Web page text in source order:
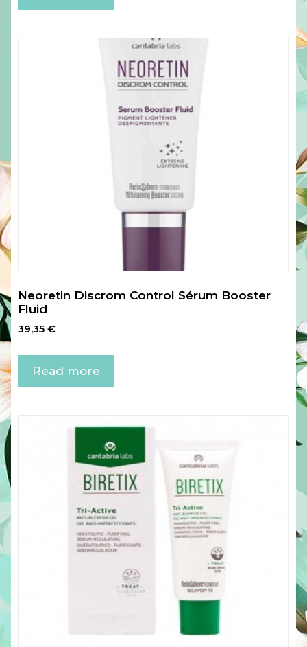
Neoretin Discrom Control Sérum Booster
Fluid
39,35 €
Read more